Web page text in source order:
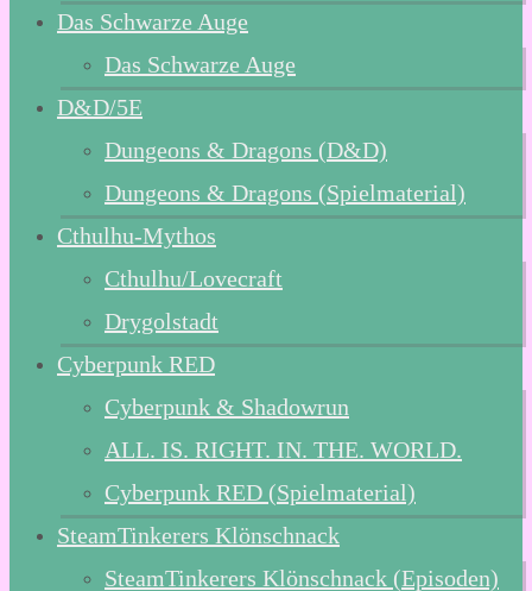
Das Schwarze Auge
Das Schwarze Auge
D&D/5E
Dungeons & Dragons (D&D)
Dungeons & Dragons (Spielmaterial)
Cthulhu-Mythos
Cthulhu/Lovecraft
Drygolstadt
Cyberpunk RED
Cyberpunk & Shadowrun
ALL. IS. RIGHT. IN. THE. WORLD.
Cyberpunk RED (Spielmaterial)
SteamTinkerers Klönschnack
SteamTinkerers Klönschnack (Episoden)